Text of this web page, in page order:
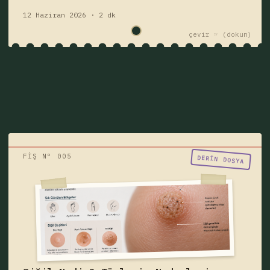
12 Haziran 2026 · 2 dk
çevir ☞
FİŞ Nº 005 DERIN DOSYA
"Birisi siğil mi dedi?"
Siğil nedir, neden çıkar, bulaşıcı mıdır?
Siğil türleri, belirtileri, HPV ilişkisi, ayak
tabanı siğili, genital siğil ve tedavi
yöntemlerini öğrenin.
hastalık
siğil
Fişi çek — yazıyı oku